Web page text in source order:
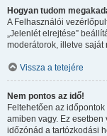
Hogyan tudom
A Felhasználói
„Jelenlét elrejtése”
moderátorok, illetve
Vissza a tetejére
Nem pontos az idő!
Feltehetően az
amiben vagy. Ez
időzónád a tartózkodási